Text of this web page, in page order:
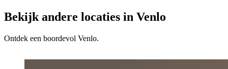
Bekijk andere locaties in Venlo
Ontdek een boordevol Venlo.